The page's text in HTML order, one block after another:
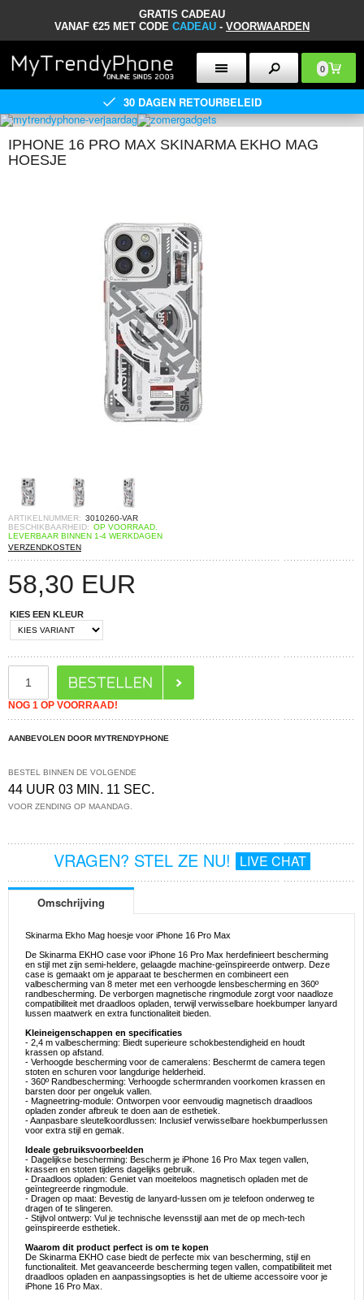
GRATIS CADEAU
VANAF €25 MET CODE CADEAU - VOORWAARDEN
0
30 DAGEN RETOURBELEID
IPHONE 16 PRO MAX SKINARMA EKHO MAG
HOESJE
ARTIKELNUMMER: 3010260-VAR
BESCHIKBAARHEID: OP VOORRAAD.
LEVERBAAR BINNEN 1-4 WERKDAGEN
VERZENDKOSTEN
58,30 EUR
KIES EEN KLEUR
NOG 1 OP VOORRAAD!
AANBEVOLEN DOOR MYTRENDYPHONE
BESTEL BINNEN DE VOLGENDE
44 UUR 03 MIN. 11 SEC.
VOOR ZENDING OP MAANDAG.
VRAGEN? STEL ZE NU! LIVE CHAT
Omschrijving
Skinarma Ekho Mag hoesje voor iPhone 16 Pro Max
De Skinarma EKHO case voor iPhone 16 Pro Max herdefinieert bescherming
en stijl met zijn semi-heldere, gelaagde machine-geïnspireerde ontwerp. Deze
case is gemaakt om je apparaat te beschermen en combineert een
valbescherming van 8 meter met een verhoogde lensbescherming en 360º
randbescherming. De verborgen magnetische ringmodule zorgt voor naadloze
compatibiliteit met draadloos opladen, terwijl verwisselbare hoekbumper lanyard
lussen maatwerk en extra functionaliteit bieden.
Kleineigenschappen en specificaties
- 2,4 m valbescherming: Biedt superieure schokbestendigheid en houdt
krassen op afstand.
- Verhoogde bescherming voor de cameralens: Beschermt de camera tegen
stoten en schuren voor langdurige helderheid.
- 360º Randbescherming: Verhoogde schermranden voorkomen krassen en
barsten door per ongeluk vallen.
- Magneetring-module: Ontworpen voor eenvoudig magnetisch draadloos
opladen zonder afbreuk te doen aan de esthetiek.
- Aanpasbare sleutelkoordlussen: Inclusief verwisselbare hoekbumperlussen
voor extra stijl en gemak.
Ideale gebruiksvoorbeelden
- Dagelijkse bescherming: Bescherm je iPhone 16 Pro Max tegen vallen,
krassen en stoten tijdens dagelijks gebruik.
- Draadloos opladen: Geniet van moeiteloos magnetisch opladen met de
geïntegreerde ringmodule.
- Dragen op maat: Bevestig de lanyard-lussen om je telefoon onderweg te
dragen of te slingeren.
- Stijlvol ontwerp: Vul je technische levensstijl aan met de op mech-tech
geïnspireerde esthetiek.
Waarom dit product perfect is om te kopen
De Skinarma EKHO case biedt de perfecte mix van bescherming, stijl en
functionaliteit. Met geavanceerde bescherming tegen vallen, compatibiliteit met
draadloos opladen en aanpassingsopties is het de ultieme accessoire voor je
iPhone 16 Pro Max.